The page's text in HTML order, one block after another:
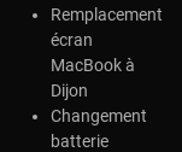
Remplacement
écran
MacBook à
Dijon
Changement
batterie